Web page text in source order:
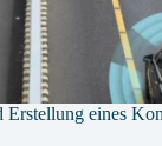
eines